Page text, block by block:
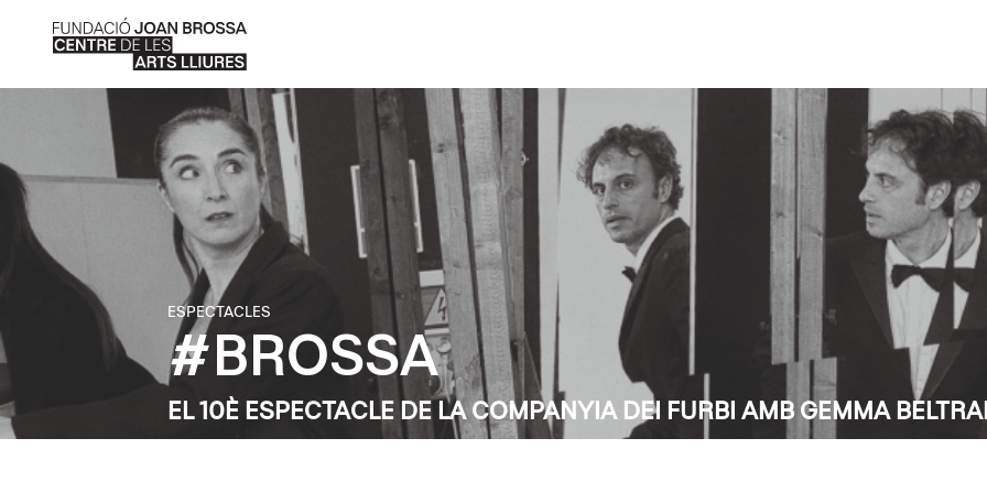
ESPECTACLES
#BROSSA
EL 10È ESPECTACLE DE LA COMPANYIA DEI FURBI AMB GEMMA